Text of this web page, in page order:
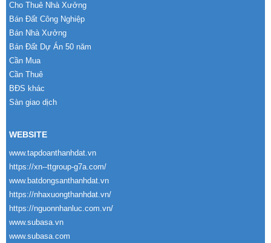
Cho Thuê Nhà Xưởng
Bán Đất Công Nghiệp
Bán Nhà Xưởng
Bán Đất Dự Án 50 năm
Cần Mua
Cần Thuê
BĐS khác
Sàn giao dịch
WEBSITE
www.tapdoanthanhdat.vn
https://xn--ttgroup-g7a.com/
www.batdongsanthanhdat.vn
https://nhaxuongthanhdat.vn/
https://nguonnhanluc.com.vn/
www.subasa.vn
www.subasa.com